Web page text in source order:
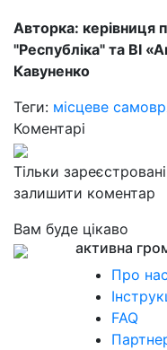
Авторка: керівниця
"Республіка" та ВІ
Кавуненко
Теги: місцеве
Коментарі
Тільки
залишити коментар
Вам буде цікаво
активна
Про нас
FAQ